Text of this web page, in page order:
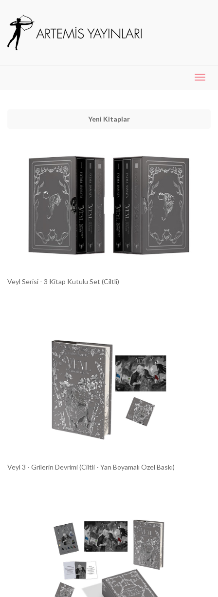
Yeni Kitaplar
Veyl Serisi - 3 Kitap Kutulu Set (Ciltli)
Veyl 3 - Grilerin Devrimi (Ciltli - Yan Boyamalı Özel Baskı)